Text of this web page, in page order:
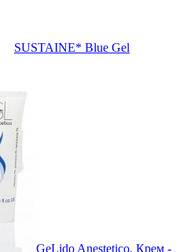
SUSTAINE* Blue Gel
GeLido Anestetico, Крем -